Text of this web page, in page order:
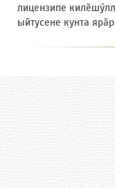
лицензипе
ыйтусене кунта